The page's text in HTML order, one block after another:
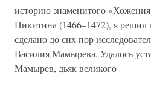
историю знаменитого
Никитина (1466–1472), я решил
сделано до сих пор
Василия Мамырева. Удалось
Мамырев, дьяк великого